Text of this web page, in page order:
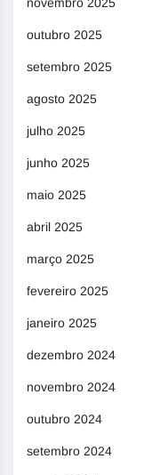
novembro 2025
outubro 2025
setembro 2025
agosto 2025
julho 2025
junho 2025
maio 2025
abril 2025
março 2025
fevereiro 2025
janeiro 2025
dezembro 2024
novembro 2024
outubro 2024
setembro 2024